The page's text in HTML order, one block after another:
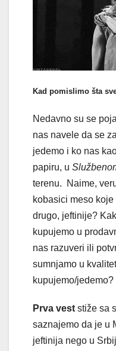
Kad pomislimo šta
Nedavno su se
nas navele da se
jedemo i ko nas
papiru, u
terenu. Naime,
kobasici meso
drugo, jeftinije?
kupujemo u
nas razuveri ili
sumnjamo u
kupujemo/jedemo?
Prva vest stiže sa
saznajemo da je u
jeftinija nego u